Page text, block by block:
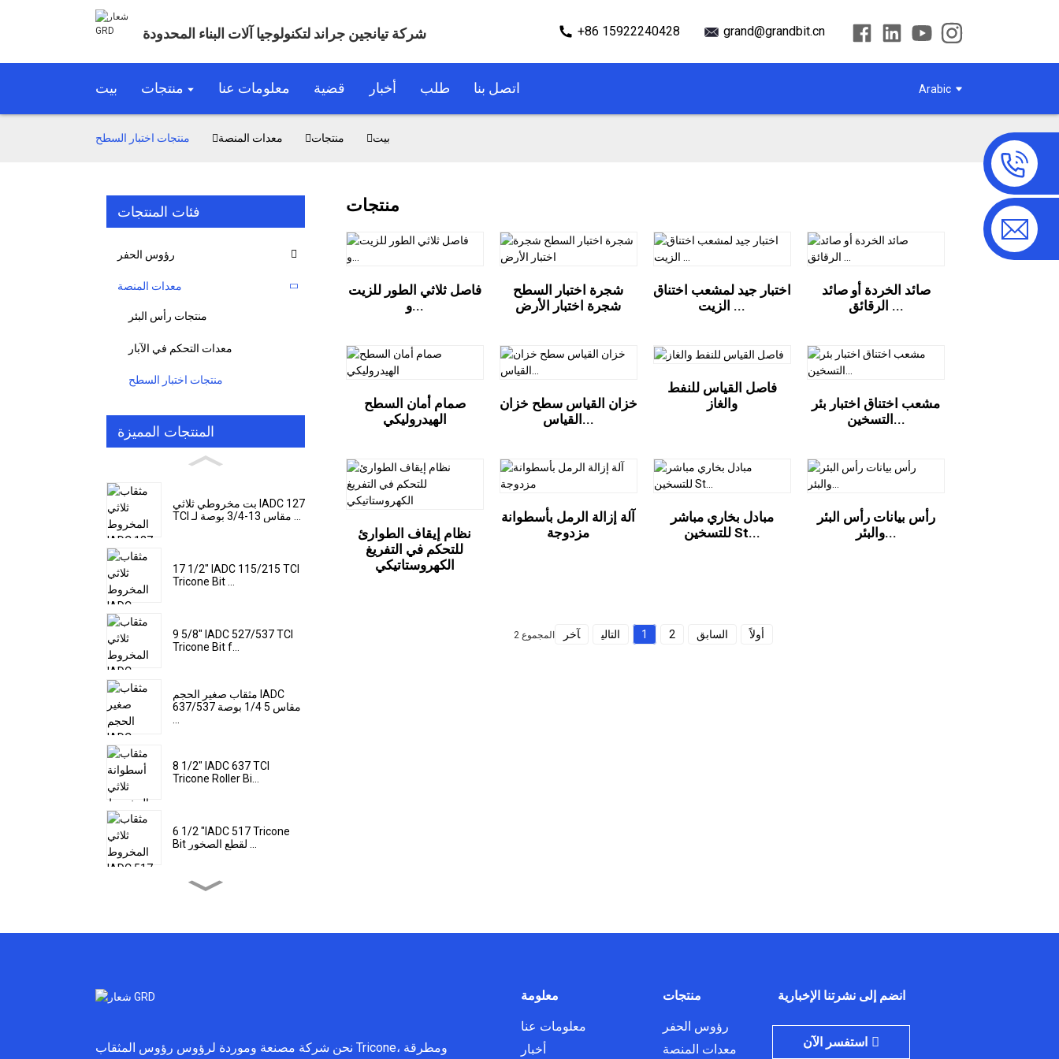
شركة تيانجين جراند لتكنولوجيا آلات البناء المحدودة +86 15922240428 grand@grandbit.cn
بيت منتجات معلومات عنا قضية أخبار طلب اتصل بنا Arabic
بيت منتجات معدات المنصة منتجات اختبار السطح
فئات المنتجات
رؤوس الحفر
معدات المنصة
منتجات رأس البئر
معدات التحكم في الآبار
منتجات اختبار السطح
المنتجات المميزة
بت مخروطي ثلاثي IADC 127
17 1/2" IADC 115/215 TCI
Tricone Bit ...
9 5/8" IADC 527/537 TCI
Tricone Bit f...
مثقاب صغير الحجم IADC
637/537 مقاس 5 1/4 بوصة
8 1/2" IADC 637 TCI
Tricone Roller Bi...
6 1/2 "IADC 517 Tricone
Bit لقطع الصخور ...
مثقاب الصخور ثلاثي
مخروطي عالي القوة
منتجات
فاصل ثلاثي الطور للزيت
و...
شجرة اختبار السطح
شجرة اختبار الأرض
اختبار جيد لمشعب اختناق
الزيت ...
صائد الخردة أو صائد
الرقائق ...
صمام أمان السطح
الهيدروليكي
خزان القياس سطح خزان
القياس...
فاصل القياس للنفط
والغاز
مشعب اختناق اختبار بئر
التسخين...
نظام إيقاف الطوارئ
للتحكم في التفريغ
الكهروستاتيكي
آلة إزالة الرمل بأسطوانة
مزدوجة
مبادل بخاري مباشر
للتسخين St...
رأس بيانات رأس البئر
والبئر...
أولاً السابق 1 2 التالي آخر المجموع 2
نحن شركة مصنعة وموردة لرؤوس رؤوس المثقاب Tricone، ومطرقة
معلومة
معلومات عنا
أخبار
منتجات
رؤوس الحفر
معدات المنصة
انضم إلى نشرتنا الإخبارية
استفسر الآن